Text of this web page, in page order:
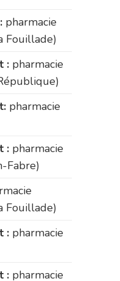
pharmacie
Fouillade)
: pharmacie
pharmacie
: pharmacie
Fabre)
Fouillade)
: pharmacie
: pharmacie